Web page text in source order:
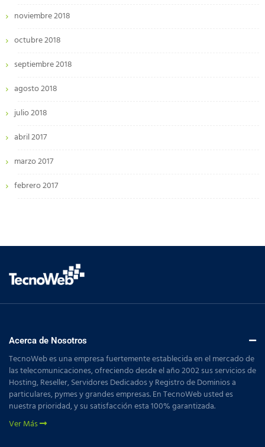
noviembre 2018
octubre 2018
septiembre 2018
agosto 2018
julio 2018
abril 2017
marzo 2017
febrero 2017
Acerca de Nosotros
TecnoWeb es una empresa fuertemente establecida en el mercado de
las telecomunicaciones, ofreciendo desde el año 2002 sus servicios de
Hosting, Reseller, Servidores Dedicados y Registro de Dominios a
particulares, pymes y grandes empresas. En TecnoWeb usted es
nuestra prioridad, y su satisfacción esta 100% garantizada.
Ver Más